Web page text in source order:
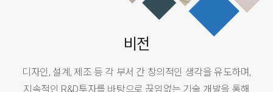
비전
디자인, 설계, 제조 등 각 부서 간 창의적인 생각을 유도하며,
지속적인 R&D투자를 바탕으로 끊임없는 기술 개발을 통해